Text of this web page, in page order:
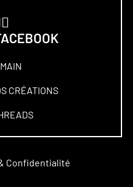
CRÉATIONS
Confidentialité